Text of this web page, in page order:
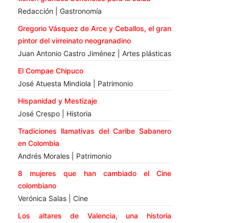
Redacción | Gastronomía
Gregorio Vásquez de Arce y Ceballos, el gran
pintor del virreinato neogranadino
Juan Antonio Castro Jiménez | Artes plásticas
El Compae Chipuco
José Atuesta Mindiola | Patrimonio
Hispanidad y Mestizaje
José Crespo | Historia
Tradiciones llamativas del Caribe Sabanero
en Colombia
Andrés Morales | Patrimonio
8 mujeres que han cambiado el Cine
colombiano
Verónica Salas | Cine
Los altares de Valencia, una historia